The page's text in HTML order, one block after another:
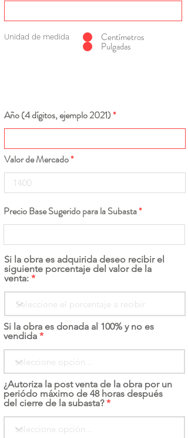
Unidad de medida Centímetros
Pulgadas
Año (4 dígitos, ejemplo 2021)
Valor de Mercado
Precio Base Sugerido para la Subasta
Si la obra es adquirida deseo recibir el
siguiente porcentaje del valor de la
venta:
Si la obra es donada al 100% y no es
vendida
¿Autoriza la post venta de la obra por un
periódo máximo de 48 horas después
del cierre de la subasta?